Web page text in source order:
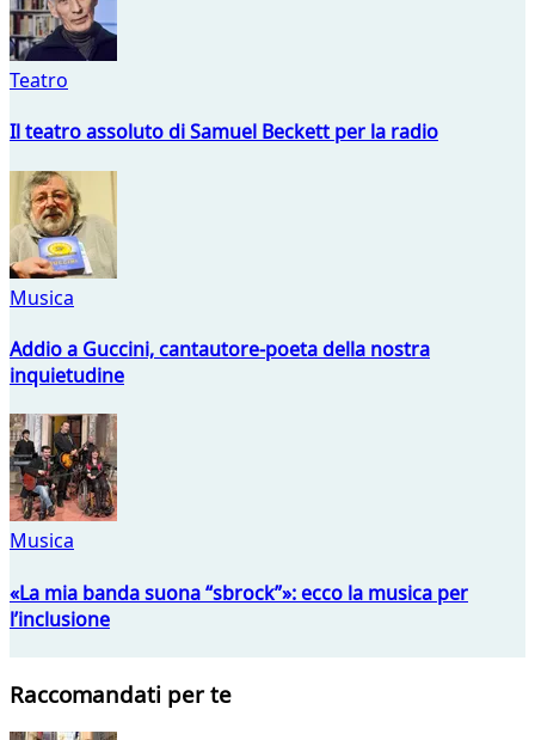
Teatro
Il teatro assoluto di Samuel Beckett per la radio
Musica
Addio a Guccini, cantautore-poeta della nostra
inquietudine
Musica
«La mia banda suona “sbrock”»: ecco la musica per
l’inclusione
Raccomandati per te